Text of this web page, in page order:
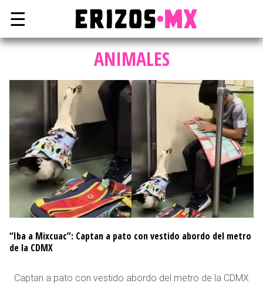
☰
ANIMALES
“Iba a Mixcuac”: Captan a pato con vestido abordo del metro
de la CDMX
Captan a pato con vestido abordo del metro de la CDMX